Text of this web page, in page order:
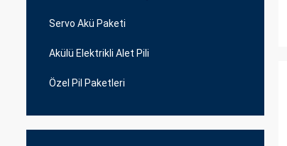
Servo Akü Paketi
Akülü Elektrikli Alet Pili
Özel Pil Paketleri